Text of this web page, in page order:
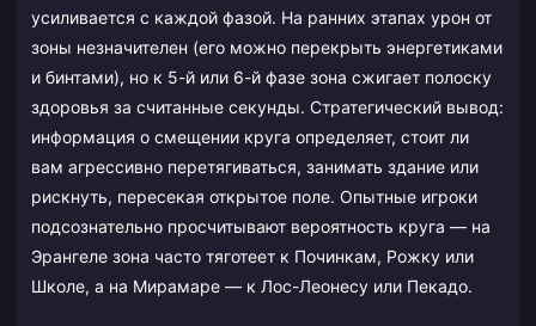
усиливается с каждой фазой. На ранних этапах урон от
зоны незначителен (его можно перекрыть энергетиками
и бинтами), но к 5-й или 6-й фазе зона сжигает полоску
здоровья за считанные секунды. Стратегический вывод:
информация о смещении круга определяет, стоит ли
вам агрессивно перетягиваться, занимать здание или
рискнуть, пересекая открытое поле. Опытные игроки
подсознательно просчитывают вероятность круга — на
Эрангеле зона часто тяготеет к Починкам, Рожку или
Школе, а на Мирамаре — к Лос-Леонесу или Пекадо.